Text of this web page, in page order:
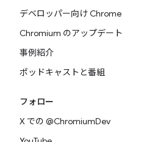
デベロッパー向け Chrome
Chromium のアップデート
事例紹介
ポッドキャストと番組
フォロー
X での @ChromiumDev